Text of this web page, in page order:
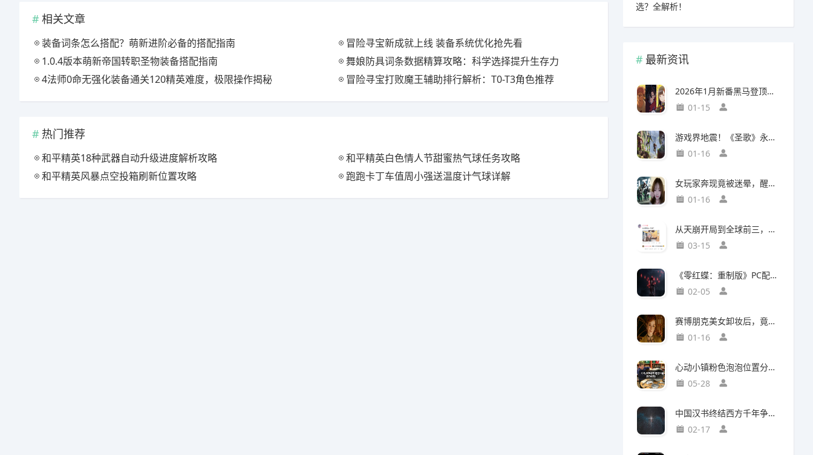
相关文章
装备词条怎么搭配？萌新进阶必备的搭配指南
冒险寻宝新成就上线 装备系统优化抢先看
1.0.4版本萌新帝国转职圣物装备搭配指南
舞娘防具词条数据精算攻略：科学选择提升生存力
4法师0命无强化装备通关120精英难度，极限操作揭秘
冒险寻宝打败魔王辅助排行解析：T0-T3角色推荐
热门推荐
和平精英18种武器自动升级进度解析攻略
和平精英白色情人节甜蜜热气球任务攻略
和平精英风暴点空投箱刷新位置攻略
跑跑卡丁车值周小强送温度计气球详解
选？全解析！
最新资讯
2026年1月新番黑马登顶，竟然力压《咒术回战》拿下第一
01-15
游戏界地震！《圣歌》永久停服，《生化9》海报震撼亮相
01-16
女玩家奔现竟被迷晕，醒来后价值千万的游戏装备不翼而飞
01-16
从天崩开局到全球前三，这还是我认识的“少前2”？
03-15
《零红蝶：重制版》PC配置公开：推荐配置RTX2060 1080p/30帧
02-05
赛博朋克美女卸妆后，竟然比浓妆时更惊艳？
01-16
心动小镇粉色泡泡位置分布攻略
05-28
中国汉书终结西方千年争吵：伯利恒之星是真实存在
02-17